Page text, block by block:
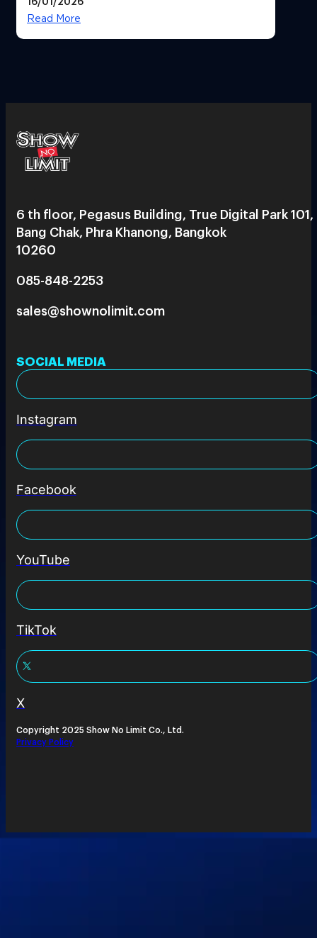
ได้ 53,000 ล้านบาท
Read More
6 th floor, Pegasus Building, True Digital Park 101,
Bang Chak, Phra Khanong, Bangkok
10260
085-848-2253
sales@shownolimit.com
SOCIAL MEDIA
Instagram
Facebook
YouTube
TikTok
X
Copyright 2025 Show No Limit Co., Ltd.
Privacy Policy